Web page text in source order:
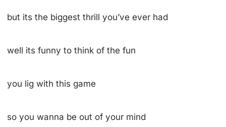
but its the biggest thrill you’ve ever had
well its funny to think of the fun
you lig with this game
so you wanna be out of your mind